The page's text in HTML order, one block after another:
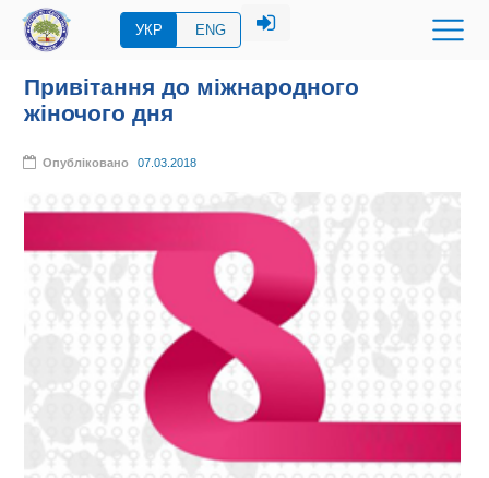
УКР ENG
Привітання до міжнародного
жіночого дня
Опубліковано 07.03.2018